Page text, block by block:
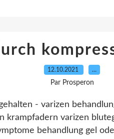
12.10.2021 …
Par Prosperon
- varizen
krampfadern varizen
behandlung gel